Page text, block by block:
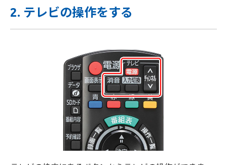
2. テレビの操作をする